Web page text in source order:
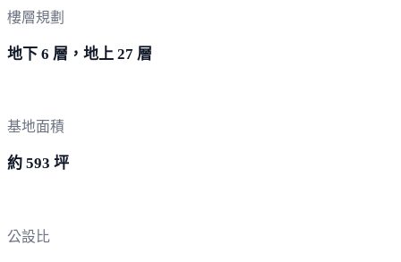
樓層規劃
地下 6 層，地上 27 層
基地面積
約 593 坪
公設比